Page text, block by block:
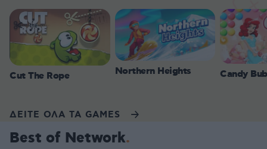
Cut The Rope Northern Heights Candy
ΔΕΙΤΕ ΟΛΑ ΤΑ GAMES
Best of Network